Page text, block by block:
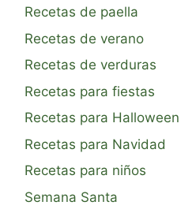
Recetas de paella
Recetas de verano
Recetas de verduras
Recetas para fiestas
Recetas para Halloween
Recetas para Navidad
Recetas para niños
Semana Santa